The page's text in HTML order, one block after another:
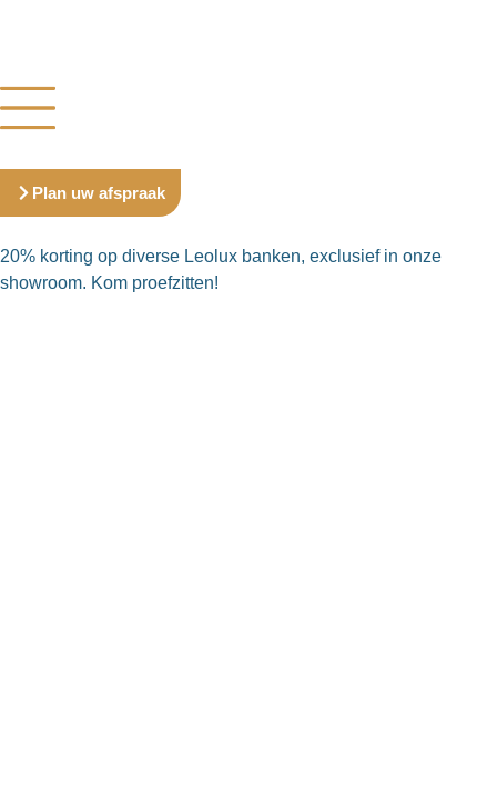
Plan uw afspraak
20% korting op diverse Leolux banken, exclusief in onze
showroom. Kom proefzitten!